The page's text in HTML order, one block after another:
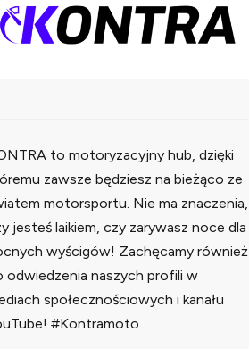
to motoryzacyjny hub, dzięki
zawsze będziesz na bieżąco ze
motorsportu. Nie ma znaczenia,
jesteś laikiem, czy zarywasz noce dla
wyścigów! Zachęcamy również
odwiedzenia naszych profili w
społecznościowych i kanału
#Kontramoto